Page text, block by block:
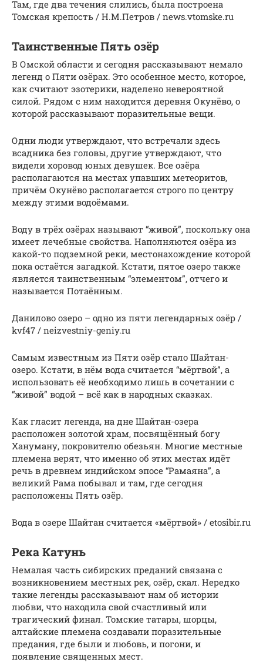
Там, где два течения слились, была построена
Томская крепость / Н.М.Петров / news.vtomske.ru
Таинственные Пять озёр
В Омской области и сегодня рассказывают немало
легенд о Пяти озёрах. Это особенное место, которое,
как считают эзотерики, наделено невероятной
силой. Рядом с ним находится деревня Окунёво, о
которой рассказывают поразительные вещи.
Одни люди утверждают, что встречали здесь
всадника без головы, другие утверждают, что
видели хоровод юных девушек. Все озёра
располагаются на местах упавших метеоритов,
причём Окунёво располагается строго по центру
между этими водоёмами.
Воду в трёх озёрах называют “живой”, поскольку она
имеет лечебные свойства. Наполняются озёра из
какой-то подземной реки, местонахождение которой
пока остаётся загадкой. Кстати, пятое озеро также
является таинственным “элементом”, отчего и
называется Потаённым.
Данилово озеро – одно из пяти легендарных озёр /
kvf47 / neizvestniy-geniy.ru
Самым известным из Пяти озёр стало Шайтан-
озеро. Кстати, в нём вода считается “мёртвой”, а
использовать её необходимо лишь в сочетании с
“живой” водой – всё как в народных сказках.
Как гласит легенда, на дне Шайтан-озера
расположен золотой храм, посвящённый богу
Хануману, покровителю обезьян. Многие местные
племена верят, что именно об этих местах идёт
речь в древнем индийском эпосе “Рамаяна”, а
великий Рама побывал и там, где сегодня
расположены Пять озёр.
Вода в озере Шайтан считается «мёртвой» / etosibir.ru
Река Катунь
Немалая часть сибирских преданий связана с
возникновением местных рек, озёр, скал. Нередко
такие легенды рассказывают нам об истории
любви, что находила свой счастливый или
трагический финал. Томские татары, шорцы,
алтайские племена создавали поразительные
предания, где были и любовь, и погони, и
появление священных мест.